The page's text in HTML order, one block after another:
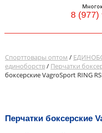
8 (977)
Спорттовары оптом /
единоборств/ Перчатки
боксерские VagroSport RING
Перчатки боксерские